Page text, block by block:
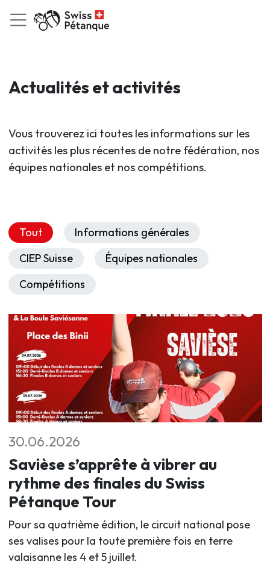
Actualités et activités
Vous trouverez ici toutes les informations sur les
activités les plus récentes de notre fédération, nos
équipes nationales et nos compétitions.
Tout
Informations générales
CIEP Suisse
Équipes nationales
Compétitions
30.06.2026
Savièse s’apprête à vibrer au
rythme des finales du Swiss
Pétanque Tour
Pour sa quatrième édition, le circuit national pose
ses valises pour la toute première fois en terre
valaisanne les 4 et 5 juillet.